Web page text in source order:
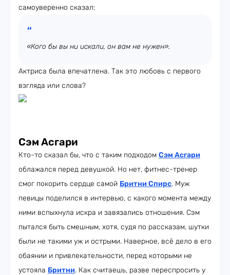
самоуверенно сказал:
«Кого бы вы ни искали, он вам не нужен».
Актриса была впечатлена. Так это любовь с первого
взгляда или слова?
Сэм Асгари
Кто-то сказал бы, что с таким подходом Сэм Асгари
облажался перед девушкой. Но нет, фитнес-тренер
смог покорить сердце самой Бритни Спирс. Муж
певицы поделился в интервью, с какого момента между
ними вспыхнула искра и завязались отношения. Сэм
пытался быть смешным, хотя, судя по рассказам, шутки
были не такими уж и острыми. Наверное, всё дело в его
обаянии и привлекательности, перед которыми не
устояла Бритни. Как считаешь, разве переспросить у